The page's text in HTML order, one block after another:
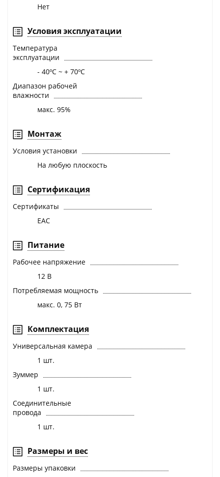
Нет
Условия эксплуатации
Температура
эксплуатации
- 40ºС ~ + 70ºС
Диапазон рабочей
влажности
макс. 95%
Монтаж
Условия установки
На любую плоскость
Сертификация
Сертификаты
EAC
Питание
Рабочее напряжение
12 В
Потребляемая мощность
макс. 0, 75 Вт
Комплектация
Универсальная камера
1 шт.
Зуммер
1 шт.
Соединительные
провода
1 шт.
Размеры и вес
Размеры упаковки